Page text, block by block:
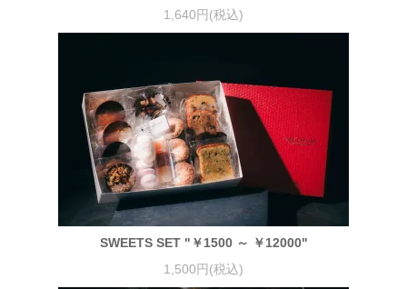
1,640円(税込)
SWEETS SET "￥1500 ～ ￥12000"
1,500円(税込)